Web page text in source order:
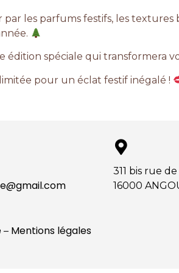
par les parfums festifs, les
édition spéciale qui
pour un éclat festif inégalé !
311 bis rue
16000
– Mentions légales